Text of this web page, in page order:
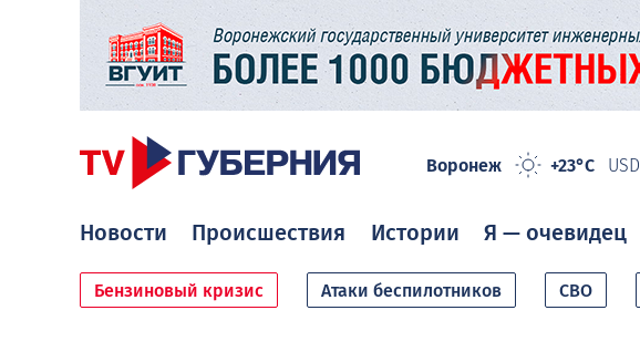
Воронеж +23°C USD
Новости Происшествия Истории Я — очевидец
Бензиновый кризис Атаки беспилотников СВО